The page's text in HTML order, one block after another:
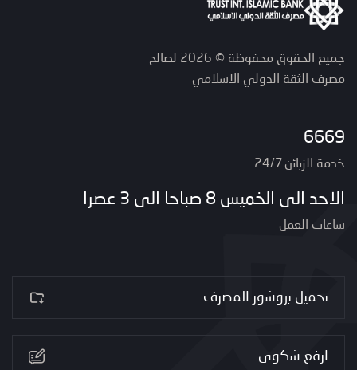
جميع الحقوق محفوظة © 2026 لصالح
مصرف الثقة الدولي الاسلامي
6669
خدمة الزبائن 24/7
الاحد الى الخميس 8 صباحا الى 3 عصرا
ساعات العمل
تحميل بروشور المصرف
ارفع شكوى